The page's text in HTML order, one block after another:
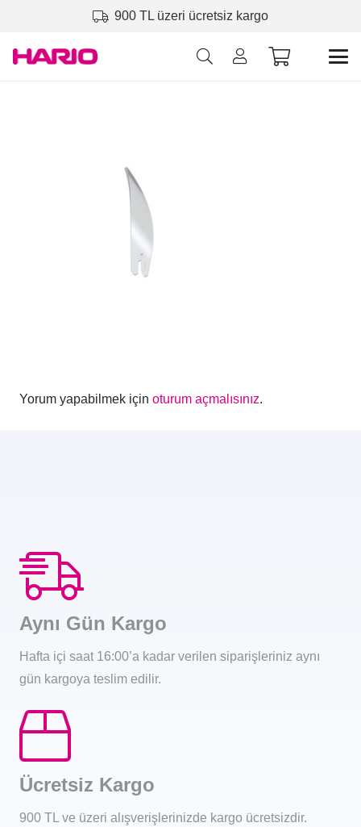
900 TL üzeri ücretsiz kargo
Yorum yapabilmek için oturum açmalısınız.
Aynı Gün Kargo
Hafta içi saat 16:00’a kadar verilen siparişleriniz aynı
gün kargoya teslim edilir.
Ücretsiz Kargo
900 TL ve üzeri alışverişlerinizde kargo ücretsizdir.